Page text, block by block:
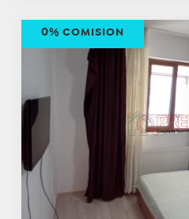
0% COMISION